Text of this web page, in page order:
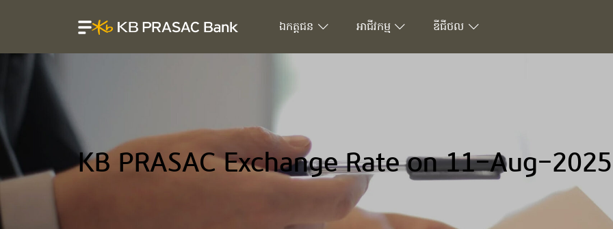
ឯកត្តជន អាជីវកម្ម ឌីជីថល
KB PRASAC Exchange Rate on 11-Aug-